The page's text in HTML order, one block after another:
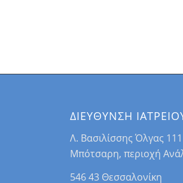
ΔΙΕΥΘΥΝΣΗ
Λ. Βασιλίσσης Όλγας
Μπότσαρη, περιοχή
546 43 Θεσσαλονίκη